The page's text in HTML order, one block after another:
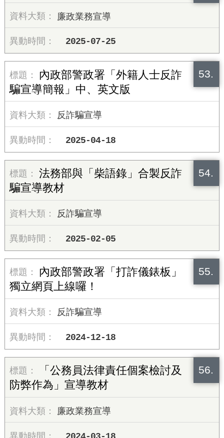
廉政業務宣導
2025-07-25
53.
內政部警政署「外籍人士反詐
騙宣導簡報」中、英文版
反詐騙宣導
2025-04-18
54.
法務部與「柴語錄」合製反詐
騙宣導教材
反詐騙宣導
2025-02-05
55.
內政部警政署「打詐儀錶板」
獨立網頁上線囉！
反詐騙宣導
2024-12-18
56.
「公務員法律責任個案檢討及
防弊作為」宣導教材
廉政業務宣導